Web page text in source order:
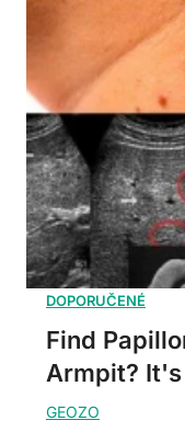
Find
Armpit?